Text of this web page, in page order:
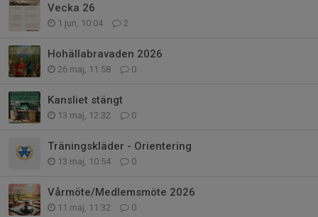
Vecka 26
1 jun, 10:04 2
Hohällabravaden 2026
26 maj, 11:58 0
Kansliet stängt
13 maj, 12:32 0
Träningskläder - Orientering
13 maj, 10:54 0
Vårmöte/Medlemsmöte 2026
11 maj, 11:32 0